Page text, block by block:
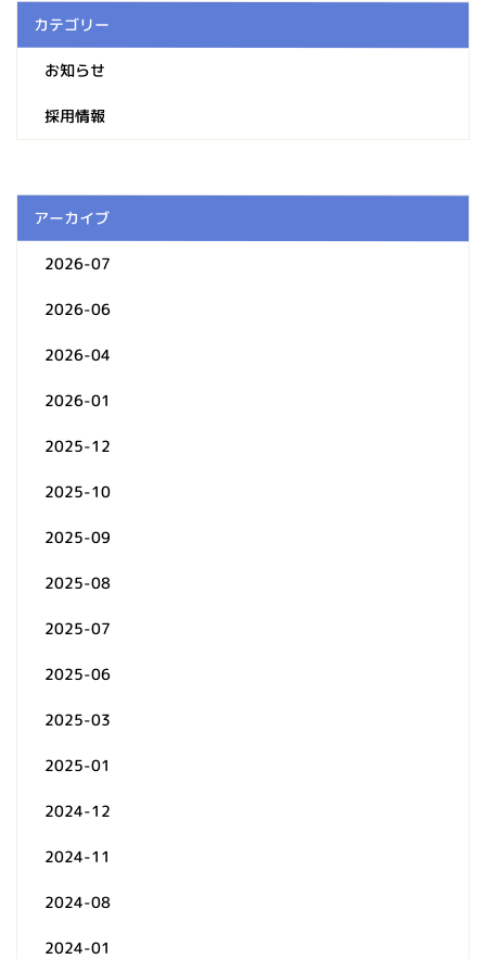
カテゴリー
お知らせ
採用情報
アーカイブ
2026-07
2026-06
2026-04
2026-01
2025-12
2025-10
2025-09
2025-08
2025-07
2025-06
2025-03
2025-01
2024-12
2024-11
2024-08
2024-01